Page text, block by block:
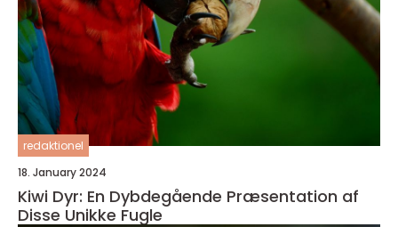
redaktionel
18. January 2024
Kiwi Dyr: En Dybdegående Præsentation af
Disse Unikke Fugle